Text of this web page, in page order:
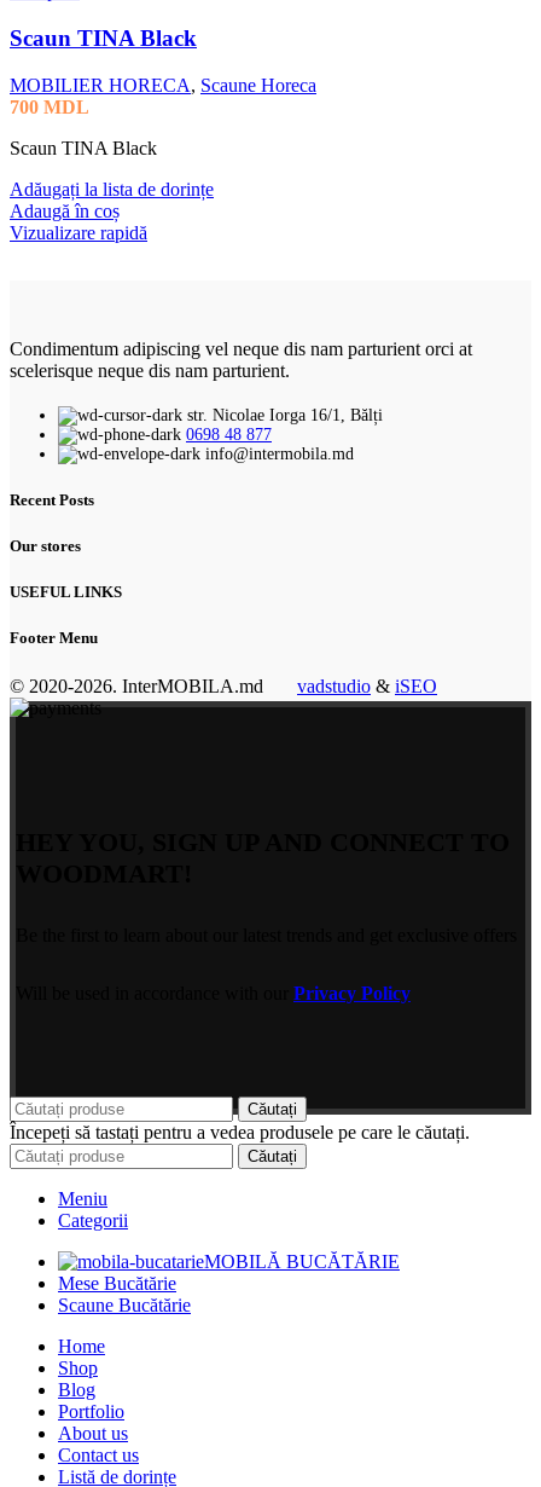
Scaun TINA Black
MOBILIER HORECA, Scaune Horeca
700 MDL
Scaun TINA Black
Adăugați la lista de dorințe
Adaugă în coș
Vizualizare rapidă
Condimentum adipiscing vel neque dis nam parturient orci at
scelerisque neque dis nam parturient.
str. Nicolae Iorga 16/1, Bălți
0698 48 877
info@intermobila.md
Recent Posts
Our stores
USEFUL LINKS
Footer Menu
© 2020-2026. InterMOBILA.md vadstudio & iSEO
Privacy Policy
Căutați
Începeți să tastați pentru a vedea produsele pe care le căutați.
Căutați
Meniu
Categorii
MOBILĂ BUCĂTĂRIE
Mese Bucătărie
Scaune Bucătărie
Home
Shop
Blog
Portfolio
About us
Contact us
Listă de dorințe